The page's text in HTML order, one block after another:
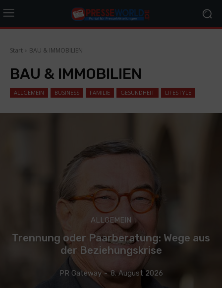
Start BAU & IMMOBILIEN
BAU & IMMOBILIEN
ALLGEMEIN BUSINESS FAMILIE GESUNDHEIT LIFESTYLE
ALLGEMEIN
Trennung oder Paarberatung: Wege aus
der Beziehungskrise
PR Gateway - 8. August 2026